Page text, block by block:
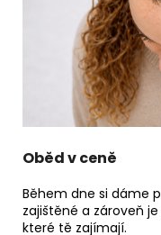
Oběd v ceně
Během dne si dáme
zajištěné a zároveň
které tě zajímají.